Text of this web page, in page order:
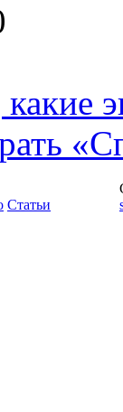
какие
Статьи